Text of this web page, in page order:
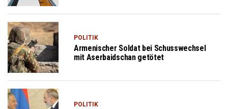
POLITIK
Armenischer Soldat bei Schusswechsel
mit Aserbaidschan getötet
POLITIK